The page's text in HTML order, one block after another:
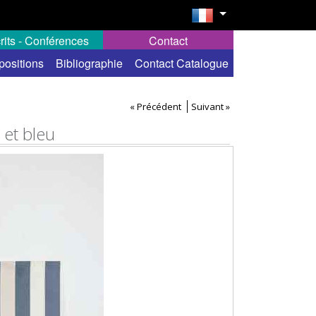
Bibliographie Contact Catalogue
- Conférences Contact
« Précédent Suivant »
bleu